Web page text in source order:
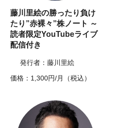
藤川里絵の勝ったり負け
たり”赤裸々”株ノート ～
読者限定YouTubeライブ
配信付き
発行者：藤川里絵
価格：1,300円/月（税込）